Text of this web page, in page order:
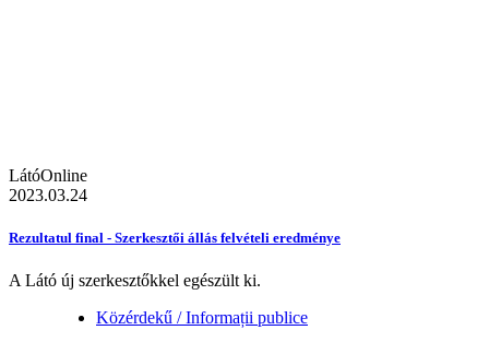
LátóOnline
2023.03.24
Rezultatul final - Szerkesztői állás felvételi eredménye
A Látó új szerkesztőkkel egészült ki.
Közérdekű / Informații publice